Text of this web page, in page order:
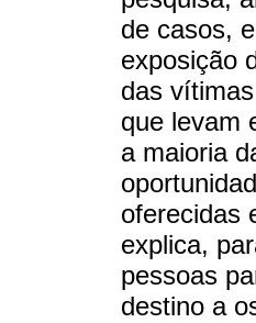
de casos,
exposição
das
que levam
a maioria
oferecidas
explica,
pessoas
destino a